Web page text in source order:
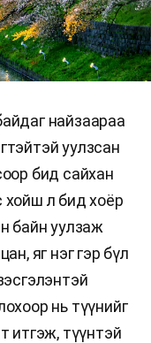
найзаараа
уулзсан
бид сайхан
л бид хоёр
байн уулзаж
яг нэг гэр бүл
нь түүнийг
итгэж, түүнтэй